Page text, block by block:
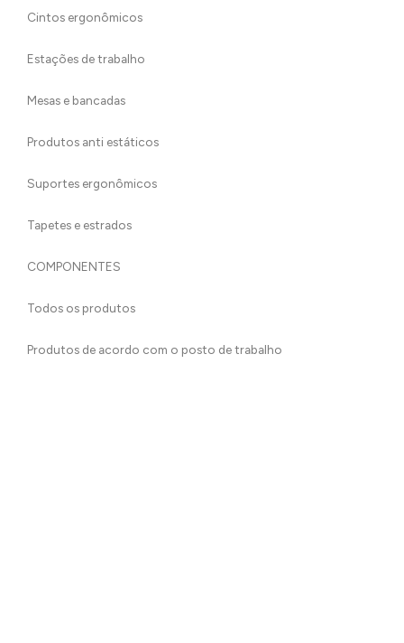
Cintos ergonômicos
Estações de trabalho
Mesas e bancadas
Produtos anti estáticos
Suportes ergonômicos
Tapetes e estrados
COMPONENTES
Todos os produtos
Produtos de acordo com o posto de trabalho